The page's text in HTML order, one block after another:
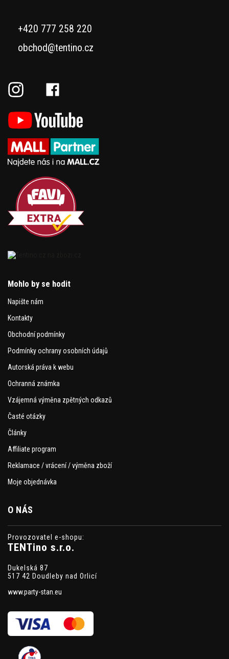
+420 777 258 220
obchod@tentino.cz
Mohlo by se hodit
Napište nám
Kontakty
Obchodní podmínky
Podmínky ochrany osobních údajů
Autorská práva k webu
Ochranná známka
Vzájemná výměna zpětných odkazů
Časté otázky
Články
Affiliate program
Reklamace / vrácení / výměna zboží
Moje objednávka
O NÁS
Provozovatel e-shopu:
TENTino s.r.o.
Dukelská 87
517 42 Doudleby nad Orlicí
www.party-stan.eu